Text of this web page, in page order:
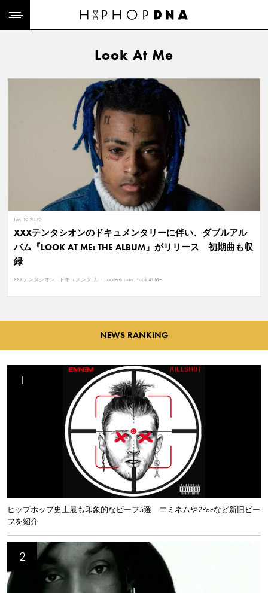
Look At Me
Jun. 10 2022
XXXテンタシオンのドキュメンタリーに伴い、ダブルアル
バム『LOOK AT ME: THE ALBUM』がリリース 初期曲も収
録
XXXテンタシオン ドキュメンタリー xxxtentacion Look At Me
NEWS RANKING
ヒップホップ史上最も印象的なビーフ5選 エミネムや2Pacなど新旧ビー
フを紹介